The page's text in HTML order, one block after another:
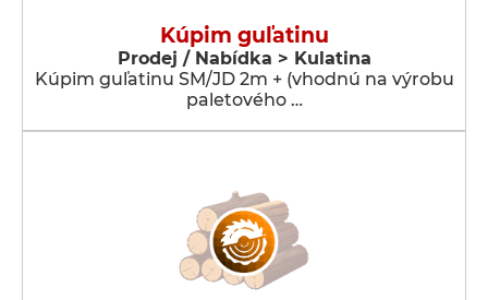
Kúpim guľatinu
Prodej / Nabídka > Kulatina
Kúpim guľatinu SM/JD 2m + (vhodnú na výrobu
paletového …